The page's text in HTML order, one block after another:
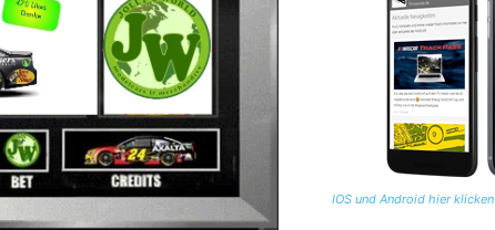
IOS und Android hier klicken